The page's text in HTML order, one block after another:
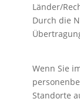
Länder/
Durch die
Wenn Sie
Standorte